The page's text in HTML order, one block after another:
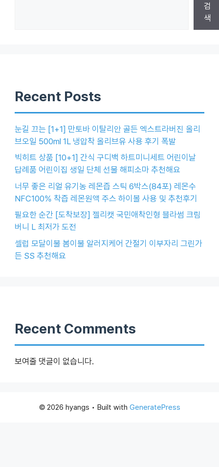
검
색
Recent Posts
눈길 끄는 [1+1] 만토바 이탈리안 골든 엑스트라버진 올리
브오일 500ml 1L 냉압착 올리브유 사용 후기 폭발
빅히트 상품 [10+1] 간식 구디백 하트미니세트 어린이날
답례품 어린이집 생일 단체 선물 해피소마 추천해요
너무 좋은 리얼 유기농 레몬즙 스틱 6박스(84포) 레몬수
NFC100% 착즙 레몬원액 주스 하이볼 사용 및 추천후기
필요한 순간 [도착보장] 젤리캣 국민애착인형 블라썸 크림
버니 L 최저가 도전
셀럽 모달이불 봄이불 알러지케어 간절기 이부자리 그린가
든 SS 추천해요
Recent Comments
보여줄 댓글이 없습니다.
© 2026 hyangs • Built with GeneratePress